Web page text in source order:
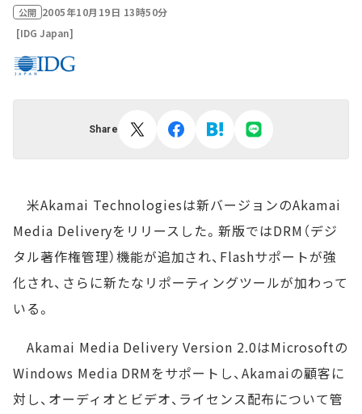
公開 2005年10月19日 13時50分
[IDG Japan]
Share
米Akamai Technologiesは新バージョンのAkamai
Media Deliveryをリリースした。新版ではDRM（デジ
タル著作権管理）機能が追加され、Flashサポートが強
化され、さらに新たなリポーティングツールが加わって
いる。
Akamai Media Delivery Version 2.0はMicrosoftの
Windows Media DRMをサポートし、Akamaiの顧客に
対し、オーディオとビデオ、ライセンス配布について管